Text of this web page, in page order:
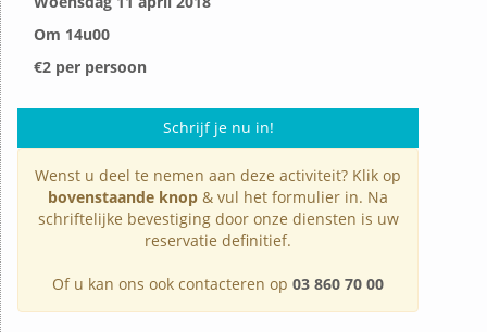
Om 14u00
€2 per persoon
Schrijf je nu in!
Wenst u deel te nemen aan deze activiteit? Klik op
bovenstaande knop & vul het formulier in. Na
schriftelijke bevestiging door onze diensten is uw
reservatie definitief.
Of u kan ons ook contacteren op 03 860 70 00